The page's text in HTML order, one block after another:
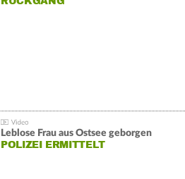
Leblose Frau aus Ostsee geborgen
POLIZEI ERMITTELT